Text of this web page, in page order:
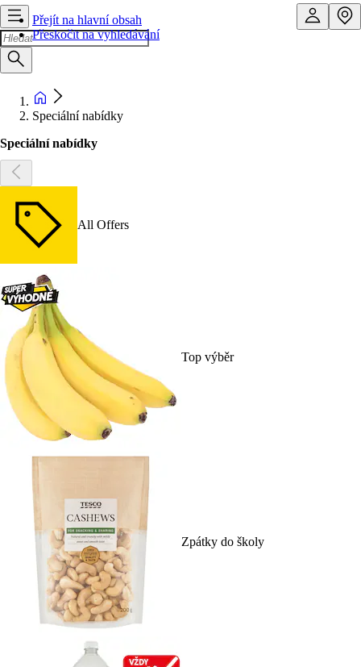
Přejít na hlavní obsah
Přeskočit na vyhledávání
Speciální nabídky
Speciální nabídky
All Offers
Top výběr
Zpátky do školy